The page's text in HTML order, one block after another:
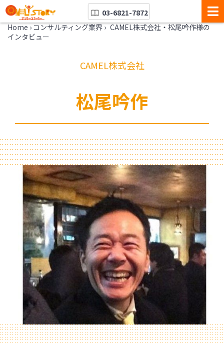
03-6821-7872
Home › コンサルティング業界 › CAMEL株式会社・松尾吟作様の
インタビュー
CAMEL株式会社
松尾吟作